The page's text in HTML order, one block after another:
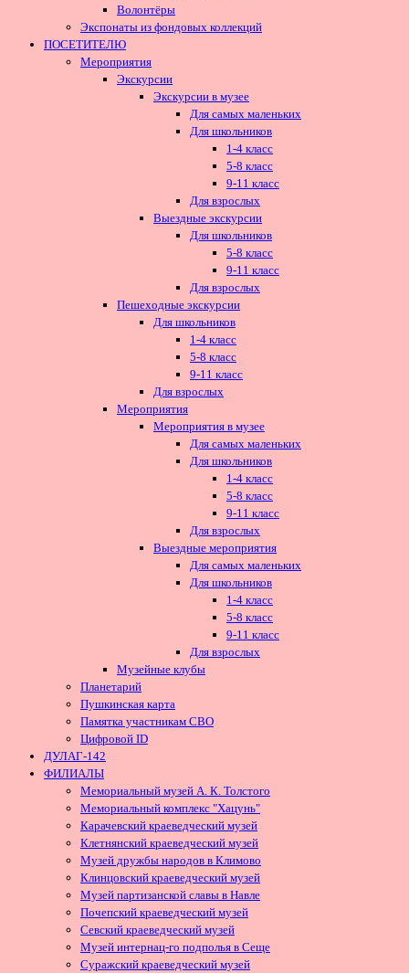
Волонтёры
Экспонаты из фондовых коллекций
ПОСЕТИТЕЛЮ
Мероприятия
Экскурсии
Экскурсии в музее
Для самых маленьких
Для школьников
1-4 класс
5-8 класс
9-11 класс
Для взрослых
Выездные экскурсии
Для школьников
5-8 класс
9-11 класс
Для взрослых
Пешеходные экскурсии
Для школьников
1-4 класс
5-8 класс
9-11 класс
Для взрослых
Мероприятия
Мероприятия в музее
Для самых маленьких
Для школьников
1-4 класс
5-8 класс
9-11 класс
Для взрослых
Выездные мероприятия
Для самых маленьких
Для школьников
1-4 класс
5-8 класс
9-11 класс
Для взрослых
Музейные клубы
Планетарий
Пушкинская карта
Памятка участникам СВО
Цифровой ID
ДУЛАГ-142
ФИЛИАЛЫ
Мемориальный музей А. К. Толстого
Мемориальный комплекс "Хацунь"
Карачевский краеведческий музей
Клетнянский краеведческий музей
Музей дружбы народов в Климово
Клинцовский краеведческий музей
Музей партизанской славы в Навле
Почепский краеведческий музей
Севский краеведческий музей
Музей интернац-го подполья в Сеще
Суражский краеведческий музей